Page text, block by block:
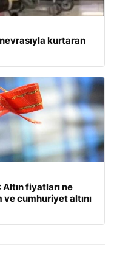
kurtaran
fiyatları ne
cumhuriyet altını